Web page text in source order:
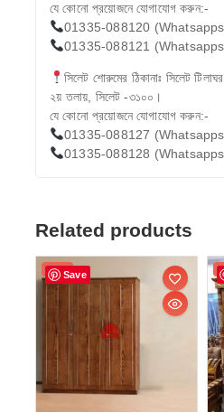
যে কোনো প্রয়োজনে যোগাযোগ করুন:-
01335-088120
01335-088121
সিলেট শোরুমের ঠিকানাঃ সিলেট
২য় তলায়, সিলেট -৩১০০।
যে কোনো প্রয়োজনে যোগাযোগ করুন:-
01335-088127
01335-088128
Related products
Save
Sale!